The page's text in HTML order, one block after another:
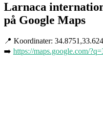
Larnaca
på Google Maps
📍 Koordinater:
➡️ https://maps.google.com/